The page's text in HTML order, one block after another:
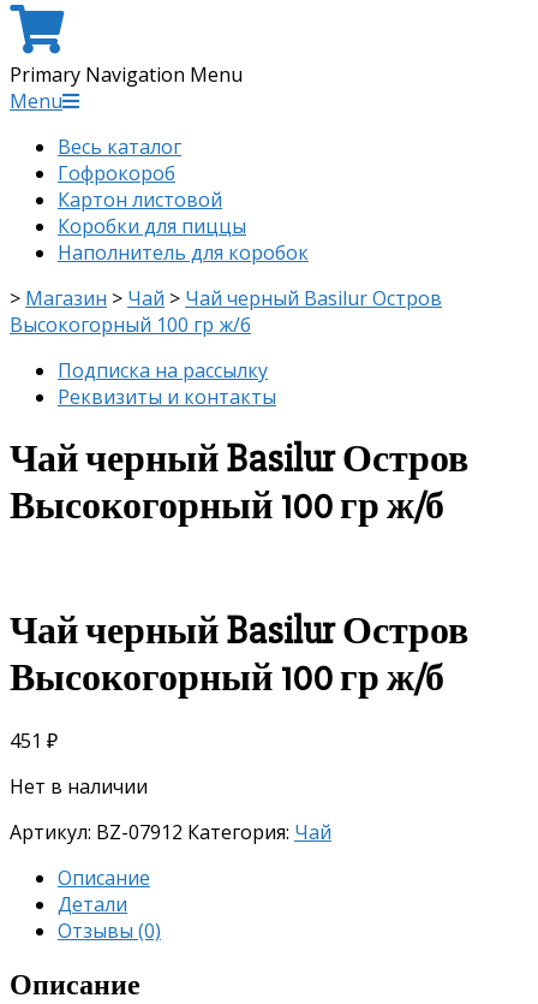
Primary Navigation Menu
Menu
Весь каталог
Гофрокороб
Картон листовой
Коробки для пиццы
Наполнитель для коробок
> Магазин > Чай > Чай черный Basilur Остров
Высокогорный 100 гр ж/б
Подписка на рассылку
Реквизиты и контакты
Чай черный Basilur Остров
Высокогорный 100 гр ж/б
Чай черный Basilur Остров
Высокогорный 100 гр ж/б
451 ₽
Нет в наличии
Артикул: BZ-07912 Категория: Чай
Описание
Детали
Отзывы (0)
Описание